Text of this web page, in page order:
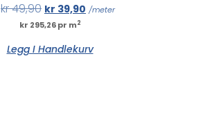
kr49,90 kr 39,90 /meter
kr 295,26 pr m2
Legg I Handlekurv